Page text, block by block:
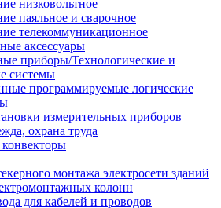
низковольтное
паяльное и сварочное
телекоммуникационное
аксессуары
приборы/Технологические и
системы
программируемые логические
измерительных приборов
охрана труда
монтажа электросети зданий
колонн
для кабелей и проводов